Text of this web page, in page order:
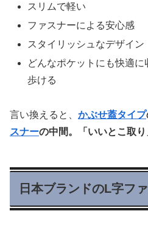
スリムで軽い
ファスナーによる安心感
スタイリッシュなデザイン
どんなポケットにも快適
歩ける
言い換えると、 かぶせ蓋タイプ
スナーの中間。 「いいとこ取
日本ブランドのL字フ